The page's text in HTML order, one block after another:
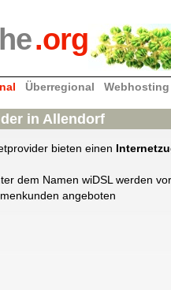
.org
Überregional Webhosting
in Allendorf
bieten einen
dem Namen wiDSL werden
angeboten